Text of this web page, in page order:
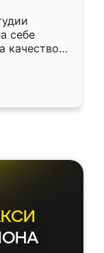
себе
качеством
почти